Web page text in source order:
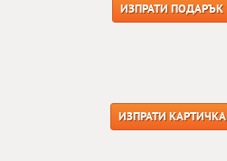
ИЗПРАТИ ПОДАРЪК
ИЗПРАТИ КАРТИЧКА